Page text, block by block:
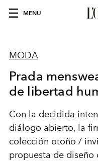
MENU
MODA
Prada
de libertad
Con la decidida
diálogo abierto, la
colección otoño /
propuesta de diseño